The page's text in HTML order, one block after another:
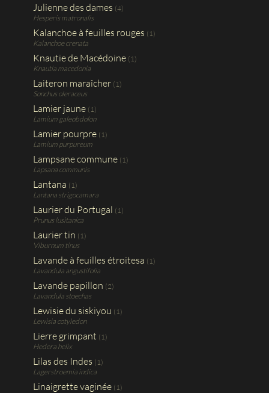
Julienne des dames (4)
Hesperis matronalis
Kalanchoe à feuilles rouges (1)
Kalanchoe crenata
Knautie de Macédoine (1)
Knautia macedonia
Laiteron maraîcher (1)
Sonchus oleraceus
Lamier jaune (1)
Lamium galeobdolon
Lamier pourpre (1)
Lamium purpureum
Lampsane commune (1)
Lapsana communis
Lantana (1)
Lantana strigocamara
Laurier du Portugal (1)
Prunus lusitanica
Laurier tin (1)
Viburnum tinus
Lavande à feuilles étroitesa (1)
Lavandula angustifolia
Lavande papillon (2)
Lavandula stoechas
Lewisie du siskiyou (1)
Lewisia cotyledon
Lierre grimpant (1)
Hedera helix
Lilas des Indes (1)
Lagerstroemia indica
Linaigrette vaginée (1)